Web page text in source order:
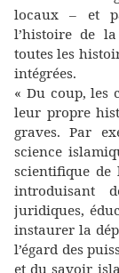
locaux – et
l’histoire de
toutes les
intégrées.
« Du coup, les
leur propre
graves. Par
science
scientifique de
introduisant
juridiques,
instaurer la
l’égard des
et du savoir